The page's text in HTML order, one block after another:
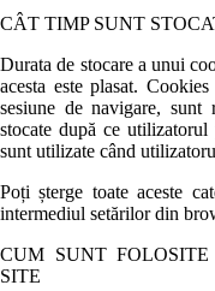
CÂT TIMP SUNT
Durata de stocare a unui
acesta este plasat.
sesiune de navigare,
stocate după ce utilizatorul
sunt utilizate când
Poți șterge toate aceste
intermediul setărilor din
CUM SUNT
SITE